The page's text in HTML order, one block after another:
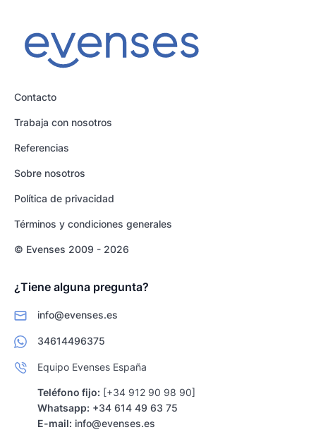
Contacto
Trabaja con nosotros
Referencias
Sobre nosotros
Política de privacidad
Términos y condiciones generales
© Evenses 2009 - 2026
¿Tiene alguna pregunta?
info@evenses.es
34614496375
Equipo Evenses España
Teléfono fijo: [+34 912 90 98 90]
Whatsapp: +34 614 49 63 75
E-mail: info@evenses.es